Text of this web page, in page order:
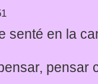
senté en la
pensar